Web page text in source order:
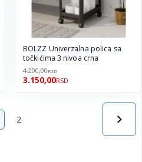
BOLZZ Univerzalna polica sa
točkićima 3 nivoa crna
4.200,00RSD
3.150,00RSD
2